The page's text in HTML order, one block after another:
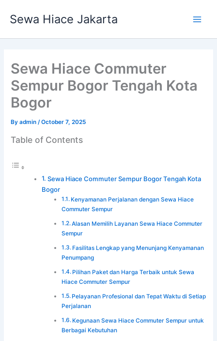
Sewa Hiace Jakarta
Sewa Hiace Commuter
Sempur Bogor Tengah Kota
Bogor
Byadmin /October 7, 2025
Table of Contents
Sewa Hiace Commuter Sempur Bogor Tengah Kota
Bogor
Kenyamanan Perjalanan dengan Sewa Hiace
Commuter Sempur
Alasan Memilih Layanan Sewa Hiace Commuter
Sempur
Fasilitas Lengkap yang Menunjang Kenyamanan
Penumpang
Pilihan Paket dan Harga Terbaik untuk Sewa
Hiace Commuter Sempur
Pelayanan Profesional dan Tepat Waktu di Setiap
Perjalanan
Kegunaan Sewa Hiace Commuter Sempur untuk
Berbagai Kebutuhan